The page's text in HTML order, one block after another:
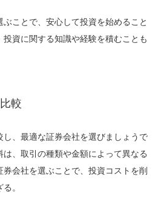
ことで、安心して投資を始めること
資に関する知識や経験を積むことも
較
、最適な証券会社を選びましょうで
、取引の種類や金額によって異なる
会社を選ぶことで、投資コストを削
。